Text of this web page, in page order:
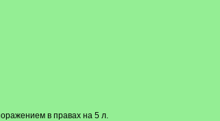
в правах на 5 л.